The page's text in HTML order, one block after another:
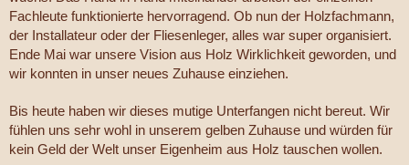
Fachleute funktionierte hervorragend. Ob nun der Holzfachmann,
der Installateur oder der Fliesenleger, alles war super organisiert.
Ende Mai war unsere Vision aus Holz Wirklichkeit geworden, und
wir konnten in unser neues Zuhause einziehen.
Bis heute haben wir dieses mutige Unterfangen nicht bereut. Wir
fühlen uns sehr wohl in unserem gelben Zuhause und würden für
kein Geld der Welt unser Eigenheim aus Holz tauschen wollen.